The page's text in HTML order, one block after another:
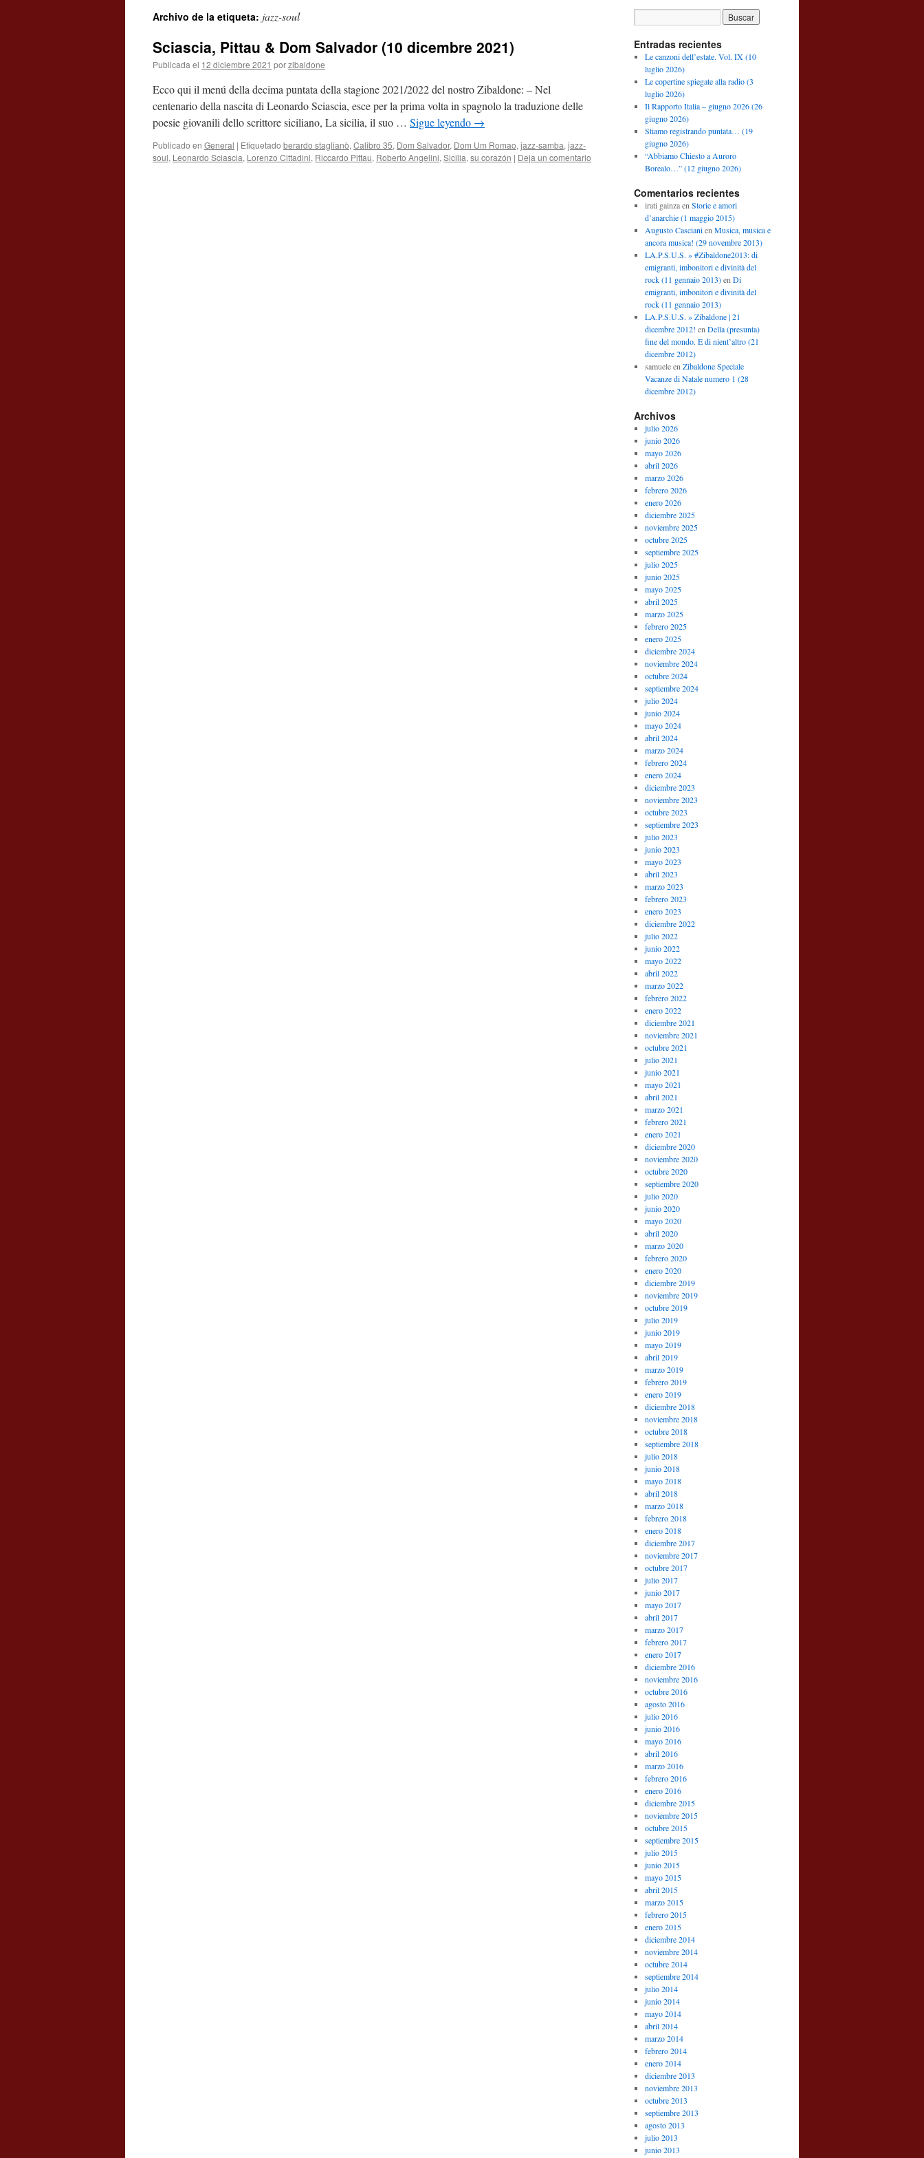
contenido
Archivo de la etiqueta: jazz-soul
Sciascia, Pittau & Dom Salvador (10 dicembre 2021)
Publicada el 12 diciembre 2021 porzibaldone
Ecco qui il menú della decima puntata della stagione 2021/2022 del nostro Zibaldone: – Nel
centenario della nascita di Leonardo Sciascia, esce per la prima volta in spagnolo la traduzione delle
poesie giovanili dello scrittore siciliano, La sicilia, il suo … Sigue leyendo →
Publicado en General | Etiquetado berardo staglianò, Calibro 35, Dom Salvador, Dom Um Romao, jazz-samba, jazz-
soul, Leonardo Sciascia, Lorenzo Cittadini, Riccardo Pittau, Roberto Angelini, Sicilia, su corazón | Deja un comentario
Entradas recientes
Le canzoni dell’estate. Vol. IX (10
luglio 2026)
Le copertine spiegate alla radio (3
luglio 2026)
Il Rapporto Italia – giugno 2026 (26
giugno 2026)
Stiamo registrando puntata… (19
giugno 2026)
“Abbiamo Chiesto a Auroro
Borealo…” (12 giugno 2026)
Comentarios recientes
irati gainzaen Storie e amori
d’anarchie (1 maggio 2015)
Augusto Cascianien Musica, musica e
ancora musica! (29 novembre 2013)
LA.P.S.U.S. » #Zibaldone2013: di
emigranti, imbonitori e divinità del
rock (11 gennaio 2013)en Di
emigranti, imbonitori e divinità del
rock (11 gennaio 2013)
LA.P.S.U.S. » Zibaldone | 21
dicembre 2012! en Della (presunta)
fine del mondo. E di nient’altro (21
dicembre 2012)
samueleen Zibaldone Speciale
Vacanze di Natale numero 1 (28
dicembre 2012)
Archivos
julio 2026
junio 2026
mayo 2026
abril 2026
marzo 2026
febrero 2026
enero 2026
diciembre 2025
noviembre 2025
octubre 2025
septiembre 2025
julio 2025
junio 2025
mayo 2025
abril 2025
marzo 2025
febrero 2025
enero 2025
diciembre 2024
noviembre 2024
octubre 2024
septiembre 2024
julio 2024
junio 2024
mayo 2024
abril 2024
marzo 2024
febrero 2024
enero 2024
diciembre 2023
noviembre 2023
octubre 2023
septiembre 2023
julio 2023
junio 2023
mayo 2023
abril 2023
marzo 2023
febrero 2023
enero 2023
diciembre 2022
julio 2022
junio 2022
mayo 2022
abril 2022
marzo 2022
febrero 2022
enero 2022
diciembre 2021
noviembre 2021
octubre 2021
julio 2021
junio 2021
mayo 2021
abril 2021
marzo 2021
febrero 2021
enero 2021
diciembre 2020
noviembre 2020
octubre 2020
septiembre 2020
julio 2020
junio 2020
mayo 2020
abril 2020
marzo 2020
febrero 2020
enero 2020
diciembre 2019
noviembre 2019
octubre 2019
julio 2019
junio 2019
mayo 2019
abril 2019
marzo 2019
febrero 2019
enero 2019
diciembre 2018
noviembre 2018
octubre 2018
septiembre 2018
julio 2018
junio 2018
mayo 2018
abril 2018
marzo 2018
febrero 2018
enero 2018
diciembre 2017
noviembre 2017
octubre 2017
julio 2017
junio 2017
mayo 2017
abril 2017
marzo 2017
febrero 2017
enero 2017
diciembre 2016
noviembre 2016
octubre 2016
agosto 2016
julio 2016
junio 2016
mayo 2016
abril 2016
marzo 2016
febrero 2016
enero 2016
diciembre 2015
noviembre 2015
octubre 2015
septiembre 2015
julio 2015
junio 2015
mayo 2015
abril 2015
marzo 2015
febrero 2015
enero 2015
diciembre 2014
noviembre 2014
octubre 2014
septiembre 2014
julio 2014
junio 2014
mayo 2014
abril 2014
marzo 2014
febrero 2014
enero 2014
diciembre 2013
noviembre 2013
octubre 2013
septiembre 2013
agosto 2013
julio 2013
junio 2013